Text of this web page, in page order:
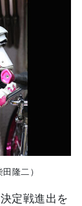
隆二）
定戦進出を